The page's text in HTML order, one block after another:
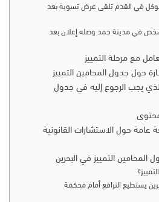
في القدم تلقى عرض تسوية بعد
في مدينة حمد وصله إعلان بعد
مع مرحلة التمييز
حول جدول المحامين التمييز
يجب الرجوع إليه في جدول
عامة حول الاستشارات القانونية
التمييز في البحرين
يستطيع الترافع أمام محكمة